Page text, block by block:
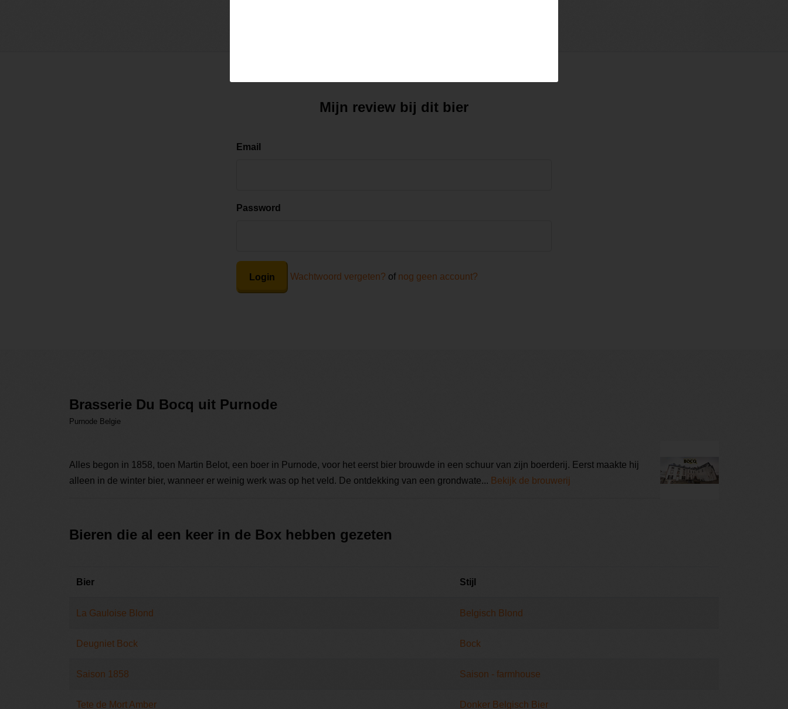
Mijn review bij dit bier
Email
Password
Login Wachtwoord vergeten? of nog geen account?
Brasserie Du Bocq uit Purnode
Purnode Belgie
Alles begon in 1858, toen Martin Belot, een boer in Purnode, voor het eerst bier brouwde in een schuur van zijn boerderij. Eerst maakte hij
alleen in de winter bier, wanneer er weinig werk was op het veld. De ontdekking van een grondwate... Bekijk de brouwerij
Bieren die al een keer in de Box hebben gezeten
Bier Stijl
La Gauloise Blond Belgisch Blond
Deugniet Bock Bock
Saison 1858 Saison - farmhouse
Tete de Mort Amber Donker Belgisch Bier